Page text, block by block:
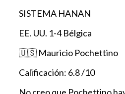
SISTEMA HANAN
EE. UU. 1-4 Bélgica
🇺🇸 Mauricio Pochettino
Calificación: 6.8 /10